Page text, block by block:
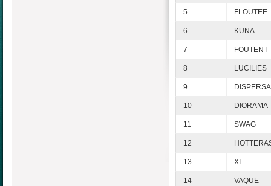
5 FLOUTEE
6 KUNA
7 FOUTENT
8 LUCILIES
9 DISPERSA
10 DIORAMA
11 SWAG
12
13 XI
14 VAQUE